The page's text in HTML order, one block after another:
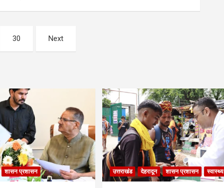
30 Next
शासन प्रशासन उत्तराखंड देहरादून शासन प्रशासन स्वास्थ्य